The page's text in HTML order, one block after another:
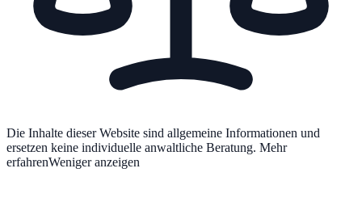
Die Inhalte dieser Website sind allgemeine Informationen und
ersetzen keine individuelle anwaltliche Beratung. Mehr
erfahrenWeniger anzeigen